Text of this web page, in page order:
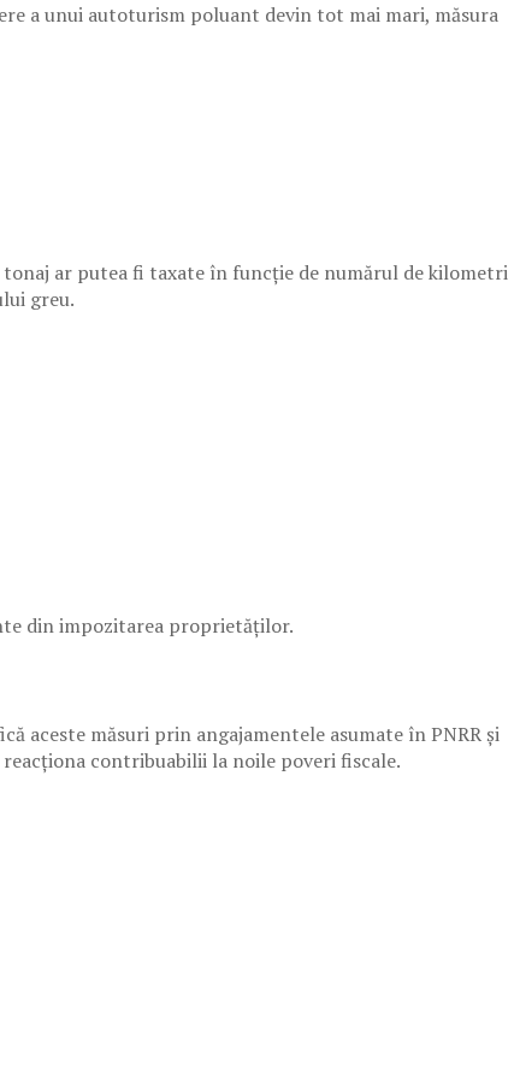
a unui autoturism poluant devin tot mai mari, măsura
ar putea fi taxate în funcție de numărul de kilometri
greu.
din impozitarea proprietăților.
aceste măsuri prin angajamentele asumate în PNRR și
contribuabilii la noile poveri fiscale.